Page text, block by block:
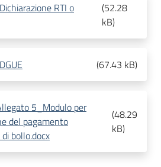
RTI o
(52.28
kB)
(67.43 kB)
5_Modulo per
del pagamento
bollo.docx
(48.29
kB)